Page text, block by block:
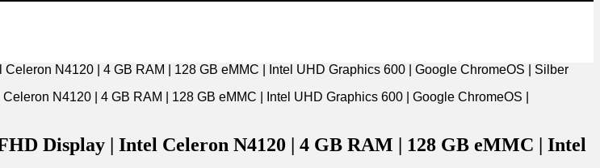
N4120 | 4 GB RAM | 128 GB eMMC | Intel UHD Graphics 600 | Google ChromeOS | Silber
Display | Intel Celeron N4120 | 4 GB RAM | 128 GB eMMC | Intel